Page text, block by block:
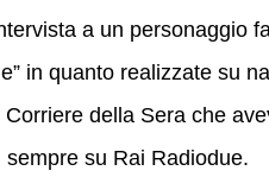
a un personaggio
in quanto realizzate su
della Sera che
sempre su Rai Radiodue.